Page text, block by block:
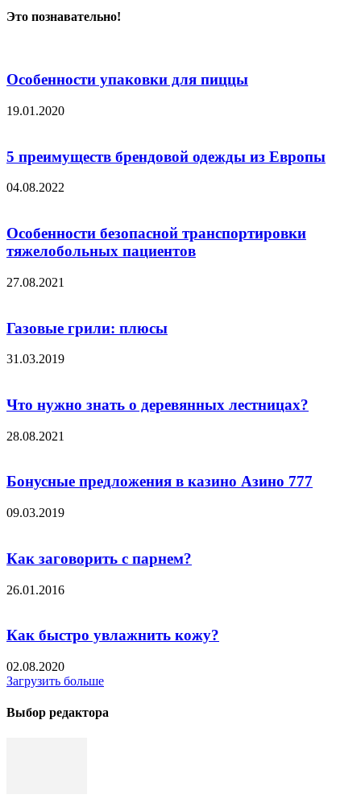
Это познавательно!
Особенности упаковки для пиццы
19.01.2020
5 преимуществ брендовой одежды из Европы
04.08.2022
Особенности безопасной транспортировки
тяжелобольных пациентов
27.08.2021
Газовые грили: плюсы
31.03.2019
Что нужно знать о деревянных лестницах?
28.08.2021
Бонусные предложения в казино Азино 777
09.03.2019
Как заговорить с парнем?
26.01.2016
Как быстро увлажнить кожу?
02.08.2020
Загрузить больше
Выбор редактора